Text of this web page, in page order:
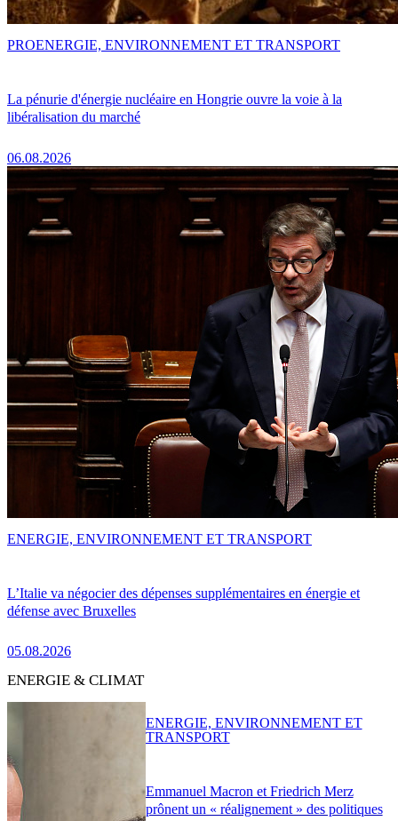
La pénurie d'énergie nucléaire en Hongrie ouvre la voie à la
libéralisation du marché
06.08.2026
PROENERGIE, ENVIRONNEMENT ET TRANSPORT
L’Italie va négocier des dépenses supplémentaires en énergie et
défense avec Bruxelles
05.08.2026
ENERGIE, ENVIRONNEMENT ET TRANSPORT
ENERGIE & CLIMAT
Emmanuel Macron et Friedrich Merz
prônent un « réalignement » des politiques
ENERGIE, ENVIRONNEMENT ET
TRANSPORT